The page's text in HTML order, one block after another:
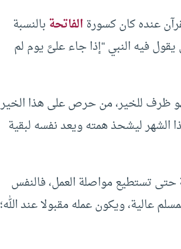
عنده كان كسورةالفاتحةبالنسبة
يقول فيه النبي “إذا جاء علىَّ يوم لم
ظرف للخير، من حرص على هذا الخير
الشهر ليشحذ همته ويعد نفسه لبقية
حتى تستطيع مواصلة العمل، فالنفس
عالية، ويكون عمله مقبولا عند الله؛